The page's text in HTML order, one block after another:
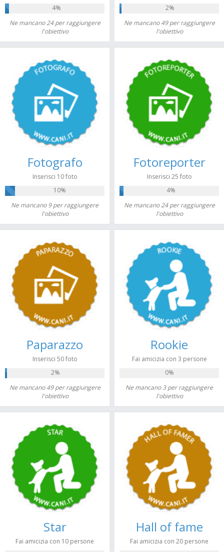
4%
Ne mancano 24 per raggiungere
l'obiettivo
2%
Ne mancano 49 per raggiungere
l'obiettivo
Fotografo
Inserisci 10 foto
10%
Ne mancano 9 per raggiungere
l'obiettivo
Fotoreporter
Inserisci 25 foto
4%
Ne mancano 24 per raggiungere
l'obiettivo
Paparazzo
Inserisci 50 foto
2%
Ne mancano 49 per raggiungere
l'obiettivo
Rookie
Fai amicizia con 3 persone
0%
Ne mancano 3 per raggiungere
l'obiettivo
Star
Fai amicizia con 10 persone
Hall of fame
Fai amicizia con 20 persone